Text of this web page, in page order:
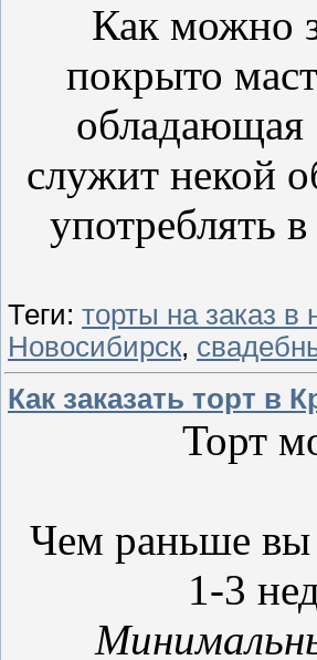
Как можно
покрыто
обладающая
служит некой
употреблять
Теги: торты на заказ в
Новосибирск,
Как заказать торт в
Торт
Чем раньше вы
1-3